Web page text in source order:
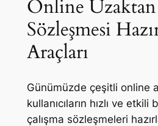
Online Uzaktan
Sözleşmesi
Araçları
Günümüzde çeşitli online
kullanıcıların hızlı ve
çalışma sözleşmeleri